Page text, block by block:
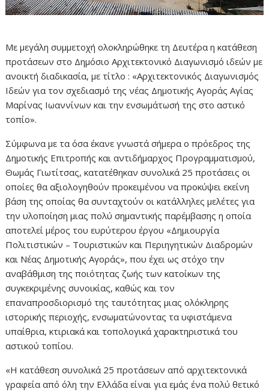
Με μεγάλη συμμετοχή ολοκληρώθηκε τη Δευτέρα η κατάθεση
προτάσεων στο Δημόσιο Αρχιτεκτονικό Διαγωνισμό ιδεών με
ανοικτή διαδικασία, με τίτλο : «Αρχιτεκτονικός Διαγωνισμός
Ιδεών για τον σχεδιασμό της νέας Δημοτικής Αγοράς Αγίας
Μαρίνας Ιωαννίνων και την ενσωμάτωσή της στο αστικό
τοπίο».
Σύμφωνα με τα όσα έκανε γνωστά σήμερα ο πρόεδρος της
Δημοτικής Επιτροπής και αντιδήμαρχος Προγραμματισμού,
Θωμάς Γιωτίτσας, κατατέθηκαν συνολικά 25 προτάσεις οι
οποίες θα αξιολογηθούν προκειμένου να προκύψει εκείνη
βάση της οποίας θα συνταχτούν οι κατάλληλες μελέτες για
την υλοποίηση μιας πολύ σημαντικής παρέμβασης η οποία
αποτελεί μέρος του ευρύτερου έργου «Δημιουργία
Πολιτιστικών – Τουριστικών και Περιηγητικών Διαδρομών
και Νέας Δημοτικής Αγοράς», που έχει ως στόχο την
αναβάθμιση της ποιότητας ζωής των κατοίκων της
συγκεκριμένης συνοικίας, καθώς και τον
επαναπροσδιορισμό της ταυτότητας μιας ολόκληρης
ιστορικής περιοχής, ενσωματώνοντας τα υφιστάμενα
υπαίθρια, κτιριακά και τοπολογικά χαρακτηριστικά του
αστικού τοπίου.
«Η κατάθεση συνολικά 25 προτάσεων από αρχιτεκτονικά
γραφεία από όλη την Ελλάδα είναι για εμάς ένα πολύ θετικό